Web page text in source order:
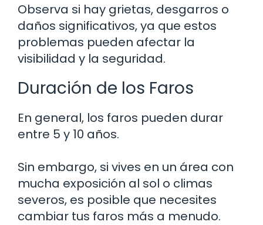
Observa si hay grietas, desgarros o
daños significativos, ya que estos
problemas pueden afectar la
visibilidad y la seguridad.
Duración de los Faros
En general, los faros pueden durar
entre 5 y 10 años.
Sin embargo, si vives en un área con
mucha exposición al sol o climas
severos, es posible que necesites
cambiar tus faros más a menudo.